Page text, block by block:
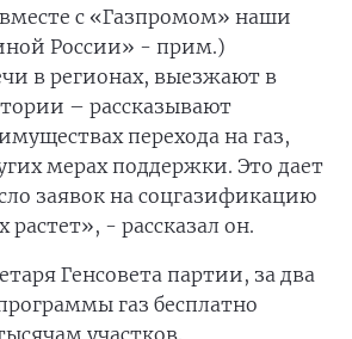
вместе с «Газпромом» наши
России» - прим.)
в регионах, выезжают в
– рассказывают
перехода на газ,
мерах поддержки. Это дает
заявок на соцгазификацию
растет», - рассказал он.
Генсовета партии, за два
газ бесплатно
участков.